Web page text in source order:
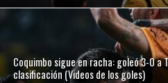
Coquimbo sigue en racha: goleó 3-0 a
clasificación (Videos de los goles)